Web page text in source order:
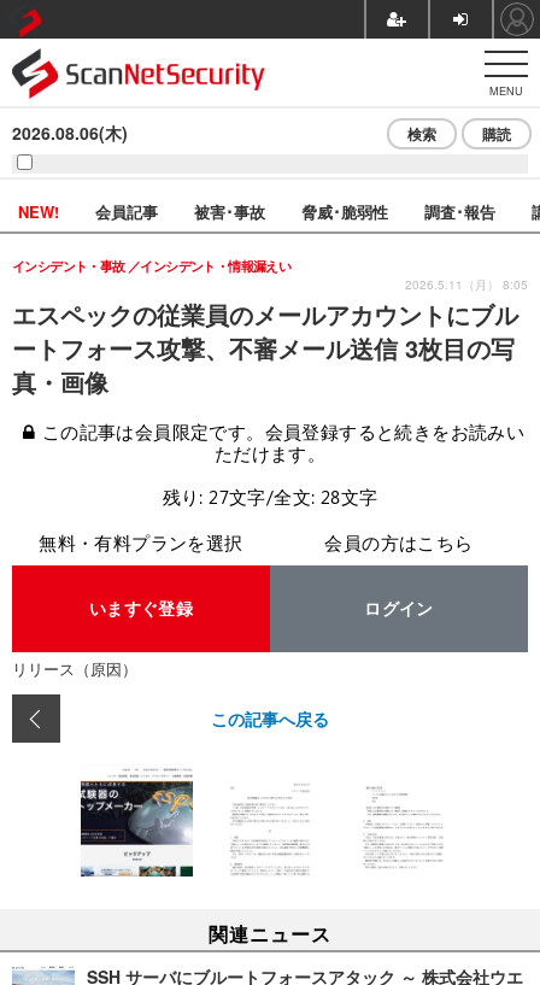
MENU
2026.08.06(木) 検索 購読
NEW! 会員記事 被害･事故 脅威･脆弱性 調査･報告
エスペックの従業員のメールアカウントにブル
ートフォース攻撃、不審メール送信 3枚目の写
真・画像
インシデント・事故 インシデント・情報漏えい
2026.5.11（月） 8:05
この記事は会員限定です。会員登録すると続きをお読みい
ただけます。
残り: 27文字/全文: 28文字
無料・有料プランを選択
いますぐ登録
会員の方はこちら
ログイン
リリース（原因）
この記事へ戻る
関連ニュース
SSH サーバにブルートフォースアタック ～ 株式会社ウエ